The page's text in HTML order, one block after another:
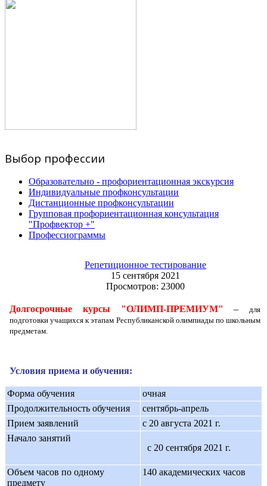
Выбор профессии
Образовательно - профориентационная экскурсия
Индивидуальные профконсультации
Дистанционные профконсультации
Групповая профориентационная консультация
"Профвектор +"
Профессиограммы
Репетиционное тестирование
15 сентября 2021
Просмотров: 23000
Долгосрочные курсы "ОЛИМП-ПРЕМИУМ" – для
подготовки учащихся к этапам Республиканской олимпиады по школьным
предметам.
Условия приема и обучения:
Форма обучения
очная
Продолжительность обучения
сентябрь-апрель
Прием заявлений
с 20 августа 2021 г.
Начало занятий
с 20 сентября 2021 г.
Объем часов по одному
предмету
140 академических часов